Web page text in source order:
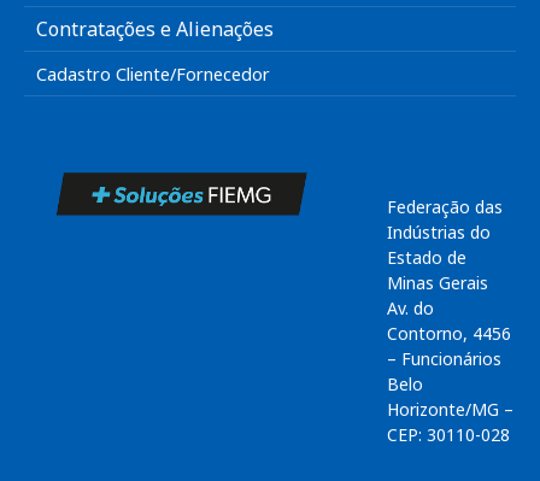
Contratações e Alienações
Cadastro Cliente/Fornecedor
Federação das
Indústrias do
Estado de
Minas Gerais
Av. do
Contorno, 4456
– Funcionários
Belo
Horizonte/MG –
CEP: 30110-028